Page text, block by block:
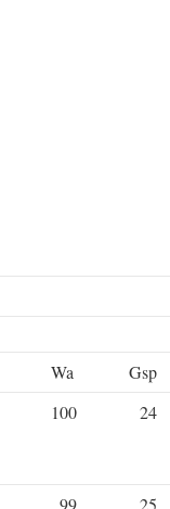
Wa
Gsp
100 24
99 25